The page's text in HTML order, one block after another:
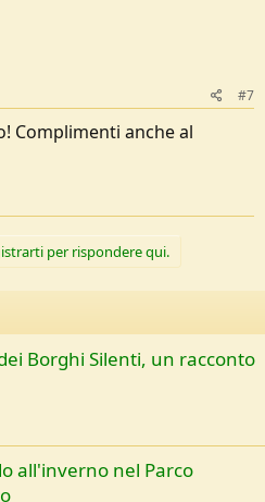
#7
Complimenti anche al
per rispondere qui.
Borghi Silenti, un racconto
all'inverno nel Parco